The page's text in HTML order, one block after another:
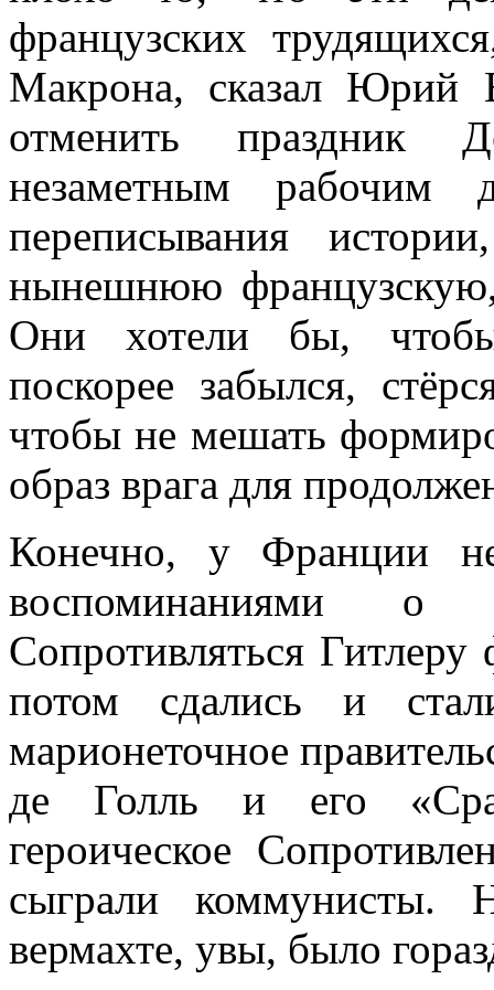
французских
Макрона, сказал Юрий
отменить праздник
незаметным
переписывания
нынешнюю
Они хотели бы, чтобы
поскорее забылся,
чтобы не мешать
образ врага для
Конечно, у Франции
воспоминаниями о
Сопротивляться
потом сдались и
марионеточное
де Голль и его
героическое
сыграли коммунисты.
вермахте, увы, было